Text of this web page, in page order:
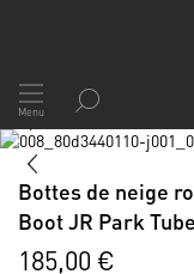
Allez
au
contenu
Menu
Skip
the
end
the
1/7
Skip
the
beginning
Bottes de neige
Boot JR Park
185,00 €